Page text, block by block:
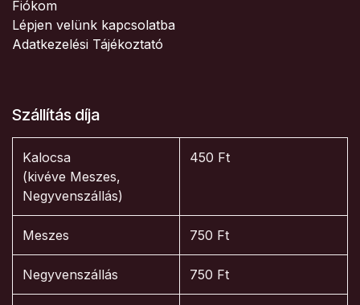
Fiókom
Lépjen velünk kapcsolatba
Adatkezelési Tájékoztató
Szállítás díja
Kalocsa
(kivéve Meszes,
Negyvenszállás)
450 Ft
Meszes 750 Ft
Negyvenszállás 750 Ft